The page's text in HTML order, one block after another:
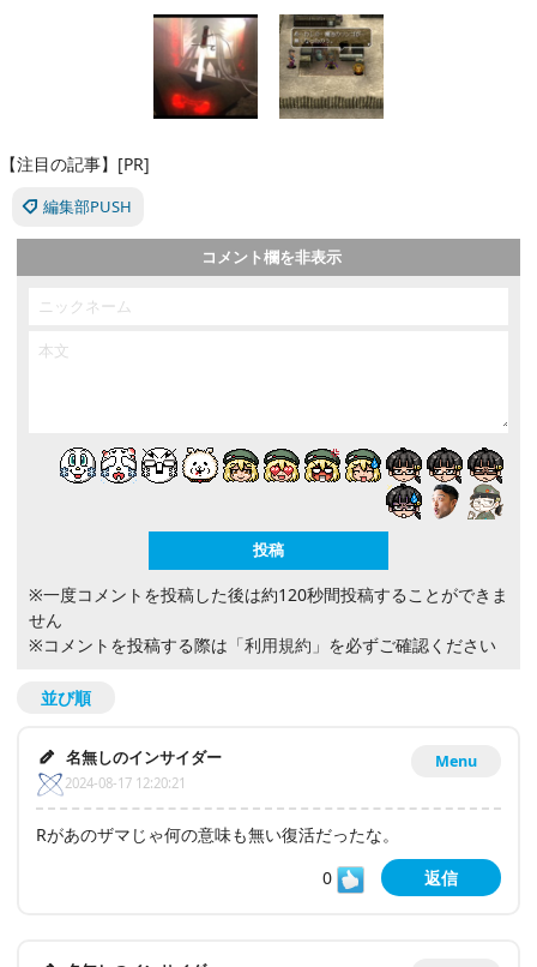
【注目の記事】[PR]
編集部PUSH
コメント欄を非表示
※一度コメントを投稿した後は約120秒間投稿することができま
せん
※コメントを投稿する際は 「利用規約」 を必ずご確認ください
並び順
Menu
名無しのインサイダー
2024-08-17 12:20:21
Rがあのザマじゃ何の意味も無い復活だったな。
0
返信